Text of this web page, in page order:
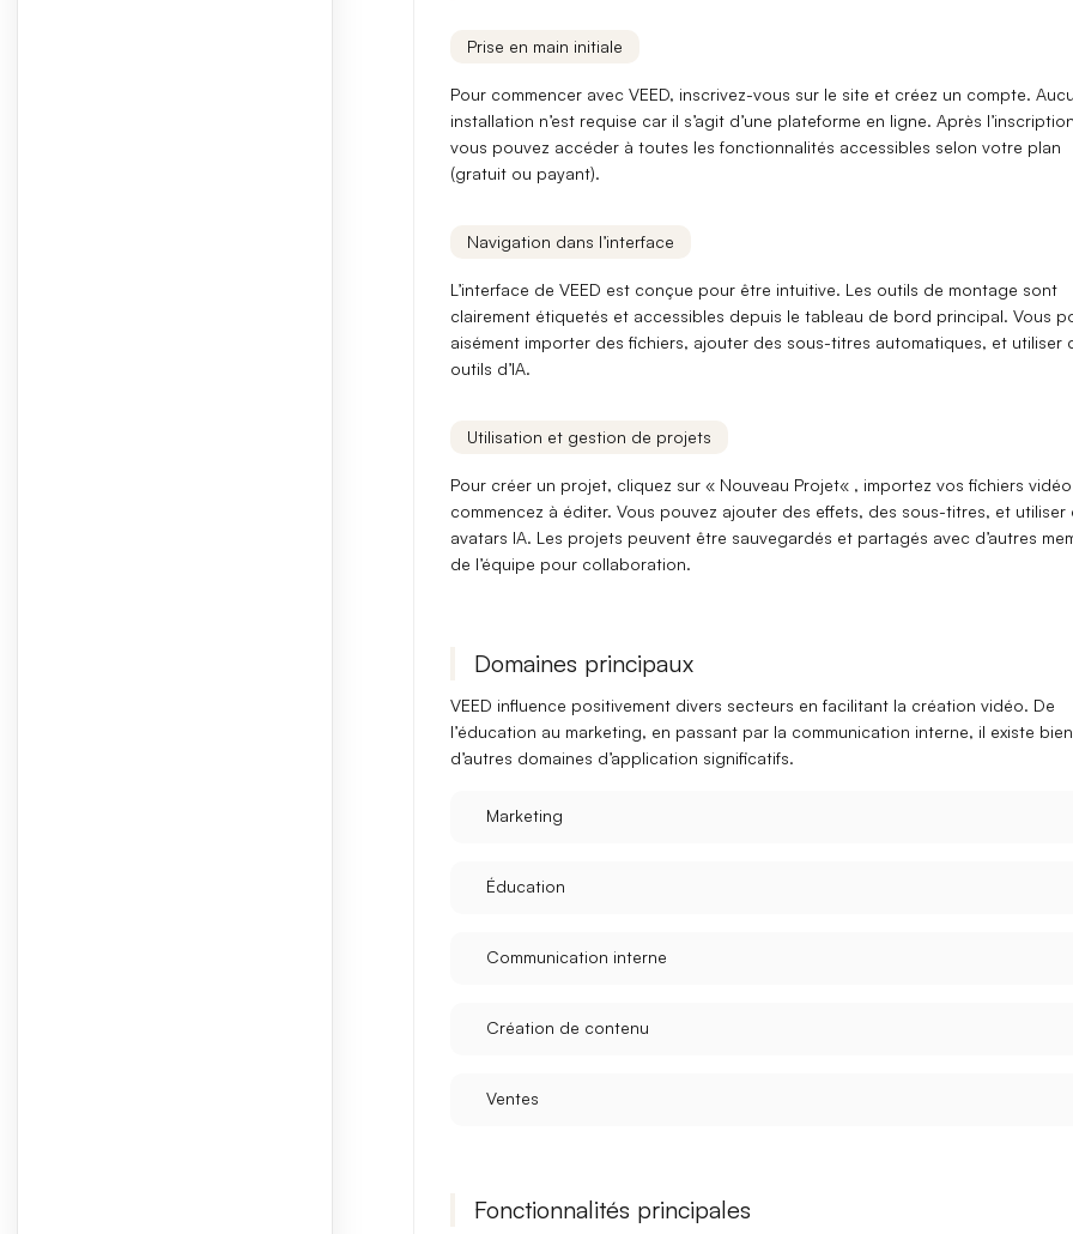
Prise en main initiale
Pour commencer avec VEED, inscrivez-vous sur le site et créez un compte.
installation n’est requise car il s’agit d’une plateforme en ligne. Après
vous pouvez accéder à toutes les fonctionnalités accessibles selon votre plan
(gratuit ou payant).
Navigation dans l’interface
L’interface de VEED est conçue pour être intuitive. Les outils de montage sont
clairement étiquetés et accessibles depuis le tableau de bord principal. Vous
aisément importer des fichiers, ajouter des sous-titres automatiques, et utiliser
outils d’IA.
Utilisation et gestion de projets
Pour créer un projet, cliquez sur « Nouveau Projet« , importez vos fichiers
commencez à éditer. Vous pouvez ajouter des effets, des sous-titres, et utiliser
avatars IA. Les projets peuvent être sauvegardés et partagés avec d’autres
de l’équipe pour collaboration.
Domaines principaux
VEED influence positivement divers secteurs en facilitant la création vidéo. De
l’éducation au marketing, en passant par la communication interne, il existe bien
d’autres domaines d’application significatifs.
Marketing
Éducation
Communication interne
Création de contenu
Ventes
Fonctionnalités principales